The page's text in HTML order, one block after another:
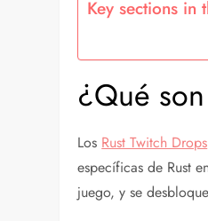
Key sections in
¿Qué
Los Rust Twitch Drops
específicas de Rust
juego, y se